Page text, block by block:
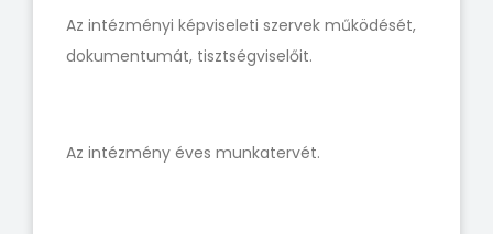
Az intézményi képviseleti szervek működését,
dokumentumát, tisztségviselőit.
Az intézmény éves munkatervét.